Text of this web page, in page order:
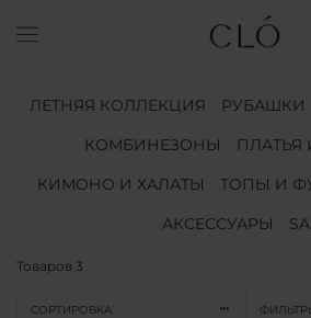
ЛЕТНЯЯ КОЛЛЕКЦИЯ РУБАШКИ
КОМБИНЕЗОНЫ
ПЛАТЬЯ
КИМОНО И ХАЛАТЫ
ТОПЫ И
АКСЕССУАРЫ
Товаров 3
СОРТИРОВКА